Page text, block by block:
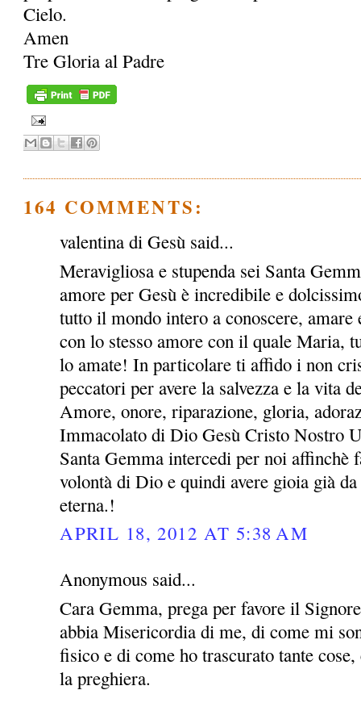
Cielo.
Amen
Tre Gloria al Padre
164 COMMENTS:
valentina di Gesù said...
Meravigliosa e stupenda sei Santa
amore per Gesù è incredibile e
tutto il mondo intero a conoscere,
con lo stesso amore con il quale Maria,
lo amate! In particolare ti affido i non
peccatori per avere la salvezza e la vita
Amore, onore, riparazione, gloria,
Immacolato di Dio Gesù Cristo Nostro
Santa Gemma intercedi per noi affinchè
volontà di Dio e quindi avere gioia già
eterna.!
APRIL 18, 2012 AT 5:38 AM
Anonymous said...
Cara Gemma, prega per favore il
abbia Misericordia di me, di come mi
fisico e di come ho trascurato tante
la preghiera.